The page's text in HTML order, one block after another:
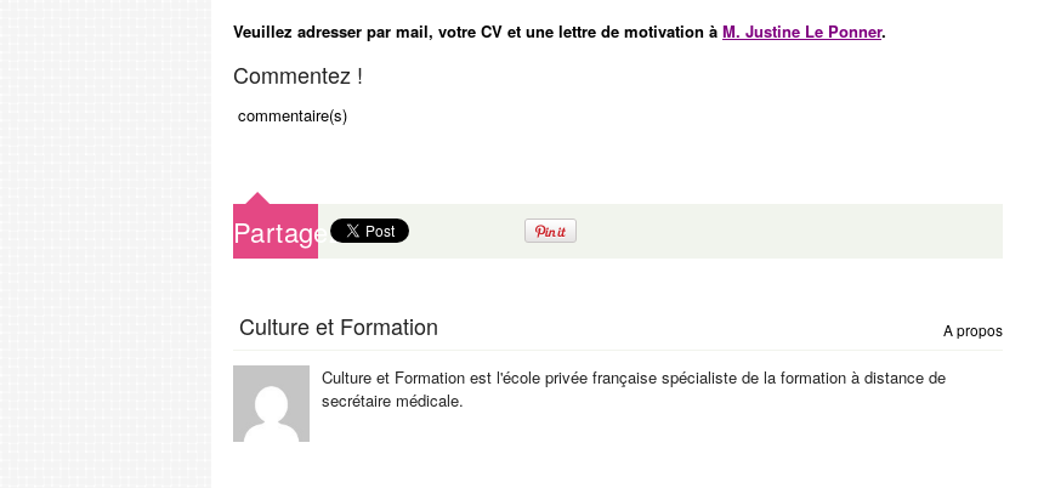
Veuillez adresser par mail, votre CV et une lettre de motivation à M. Justine Le Ponner.
Commentez !
commentaire(s)
Partagez
Culture et Formation A propos
Culture et Formation est l'école privée française spécialiste de la formation à distance de
secrétaire médicale.